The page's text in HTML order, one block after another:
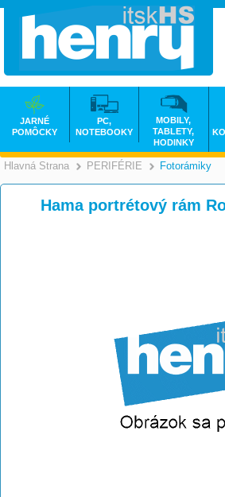
Hlavná Strana >
PERIFÉRIE Fotorámiky
Hama portrétový rám
JARNÉ
POMÔCKY
PC,
NOTEBOOKY
MOBILY,
TABLETY,
HODINKY